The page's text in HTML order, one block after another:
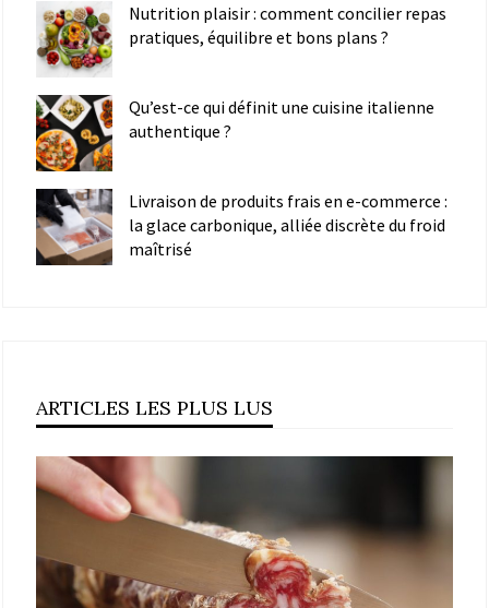
Nutrition plaisir : comment concilier repas
pratiques, équilibre et bons plans ?
Qu’est-ce qui définit une cuisine italienne
authentique ?
Livraison de produits frais en e-commerce :
la glace carbonique, alliée discrète du froid
maîtrisé
ARTICLES LES PLUS LUS